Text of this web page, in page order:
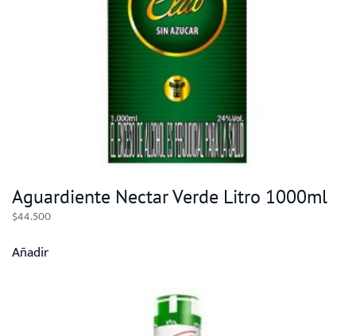
Aguardiente Nectar Verde Litro 1000ml
$44.500
Añadir